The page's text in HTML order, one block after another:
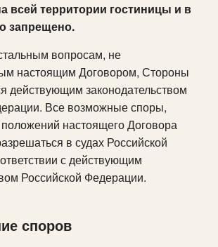
всей территории гостиницы и в
запрещено.
вопросам, не
настоящим Договором, Стороны
действующим законодательством
Все возможные споры,
настоящего Договора
в судах Российской
с действующим
Российской Федерации.
споров